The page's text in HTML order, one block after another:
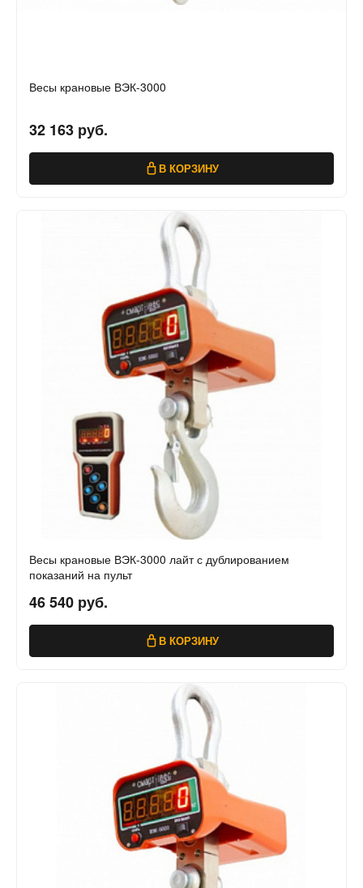
Весы крановые ВЭК-3000
32 163 руб.
В КОРЗИНУ
Весы крановые ВЭК-3000 лайт с дублированием
показаний на пульт
46 540 руб.
В КОРЗИНУ